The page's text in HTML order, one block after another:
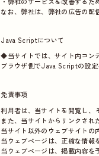
なお、弊社は、弊社の広告の
Java Scriptについて
◆当サイトでは、サイト内コン
ブラウザ側でJava Scriptの設定
免責事項
利用者は、当サイトを閲覧し、
また、当サイトからリンクさ
当サイト以外のウェブサイトの
当ウェブページは、正確な情報
当ウェブページは、掲載内容を